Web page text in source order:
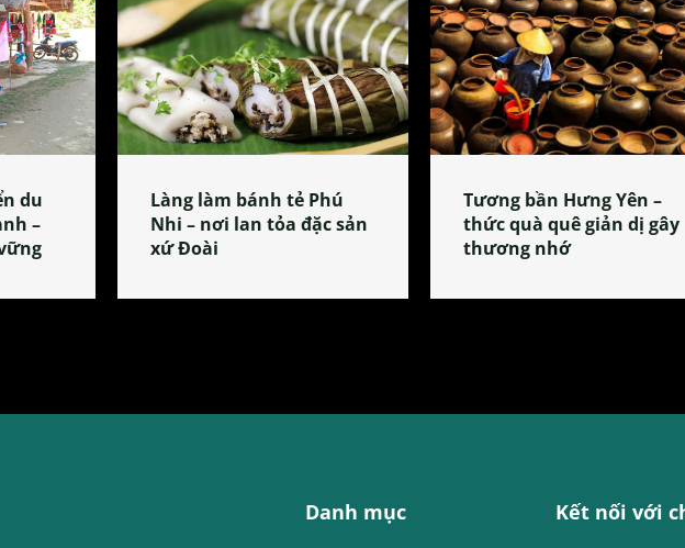
du
–
Làng làm bánh tẻ Phú
Nhi – nơi lan tỏa đặc sản
xứ Đoài
Tương bần Hưng Yên –
thức quà quê giản dị gây
thương nhớ
Danh mục Kết nối với